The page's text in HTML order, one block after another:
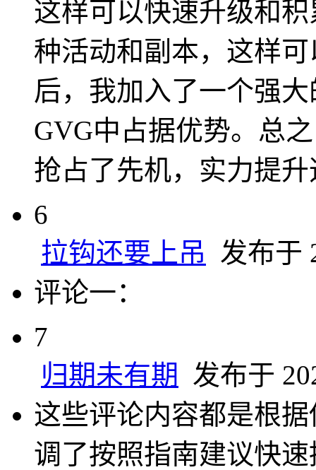
这样可以快速升级和
种活动和副本，这样
后，我加入了一个强
GVG中占据优势。总
抢占了先机，实力提
6
拉钩还要上吊 发布于
评论一：
7
归期未有期
发布于
这些评论内容都是根
调了按照指南建议快